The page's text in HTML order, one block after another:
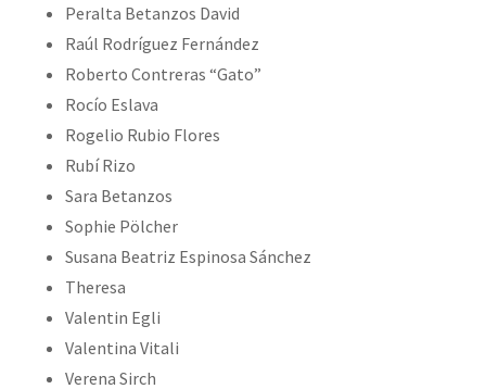
Peralta Betanzos David
Raúl Rodríguez Fernández
Roberto Contreras “Gato”
Rocío Eslava
Rogelio Rubio Flores
Rubí Rizo
Sara Betanzos
Sophie Pölcher
Susana Beatriz Espinosa Sánchez
Theresa
Valentin Egli
Valentina Vitali
Verena Sirch